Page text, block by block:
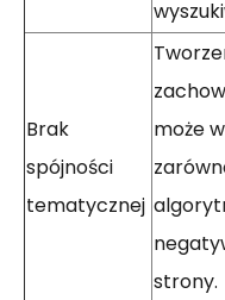
Brak
spójności
tematycznej
może
strony.